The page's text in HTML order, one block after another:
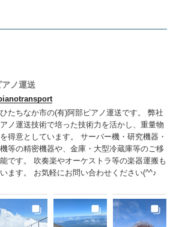
アノ運送
たちなか市の(有)阿部ピアノ運送です。 弊社
ノ運送技術で培った技術力を活かし、重量物
得意としています。 サーバー機・研究機器・
等の精密機器や、金庫・大型冷蔵庫等のご移
です。 吹奏楽やオーケストラ等の楽器運搬も
ます。 お気軽にお問い合わせください(^^♪